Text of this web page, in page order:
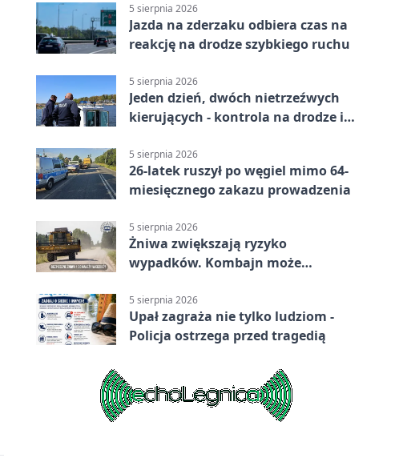
5 sierpnia 2026
Jazda na zderzaku odbiera czas na
reakcję na drodze szybkiego ruchu
5 sierpnia 2026
Jeden dzień, dwóch nietrzeźwych
kierujących - kontrola na drodze i
5 sierpnia 2026
26-latek ruszył po węgiel mimo 64-
miesięcznego zakazu prowadzenia
5 sierpnia 2026
Żniwa zwiększają ryzyko
wypadków. Kombajn może
5 sierpnia 2026
Upał zagraża nie tylko ludziom -
Policja ostrzega przed tragedią